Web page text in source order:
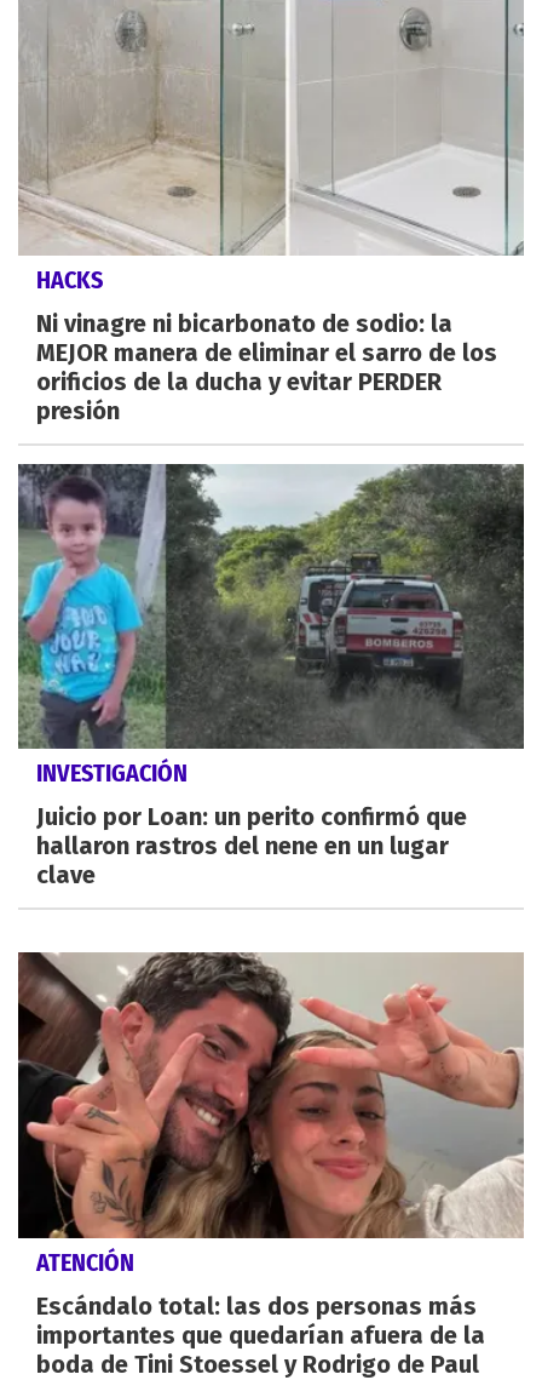
HACKS
Ni vinagre ni bicarbonato de sodio: la
MEJOR manera de eliminar el sarro de los
orificios de la ducha y evitar PERDER
presión
INVESTIGACIÓN
Juicio por Loan: un perito confirmó que
hallaron rastros del nene en un lugar
clave
ATENCIÓN
Escándalo total: las dos personas más
importantes que quedarían afuera de la
boda de Tini Stoessel y Rodrigo de Paul